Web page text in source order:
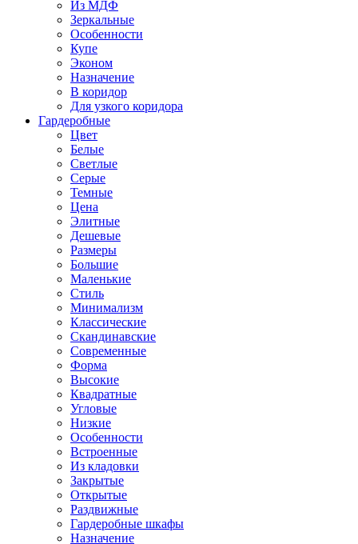
Из МДФ
Зеркальные
Особенности
Купе
Эконом
Назначение
В коридор
Для узкого коридора
Гардеробные
Цвет
Белые
Светлые
Серые
Темные
Цена
Элитные
Дешевые
Размеры
Большие
Маленькие
Стиль
Минимализм
Классические
Скандинавские
Современные
Форма
Высокие
Квадратные
Угловые
Низкие
Особенности
Встроенные
Из кладовки
Закрытые
Открытые
Раздвижные
Гардеробные шкафы
Назначение